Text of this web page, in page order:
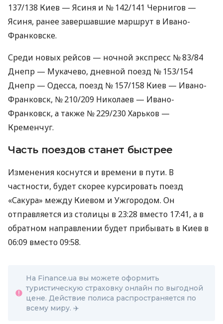
137/138 Киев — Ясиня и № 142/141 Чернигов —
Ясиня, ранее завершавшие маршрут в Ивано-
Франковске.
Среди новых рейсов — ночной экспресс № 83/84
Днепр — Мукачево, дневной поезд № 153/154
Днепр — Одесса, поезд № 157/158 Киев — Ивано-
Франковск, № 210/209 Николаев — Ивано-
Франковск, а также № 229/230 Харьков —
Кременчуг.
Часть поездов станет быстрее
Изменения коснутся и времени в пути. В
частности, будет скорее курсировать поезд
«Сакура» между Киевом и Ужгородом. Он
отправляется из столицы в 23:28 вместо 17:41, а в
обратном направлении будет прибывать в Киев в
06:09 вместо 09:58.
На Finance.ua вы можете оформить
туристическую страховку онлайн по выгодной
цене. Действие полиса распространяется по
всему миру. ✈️